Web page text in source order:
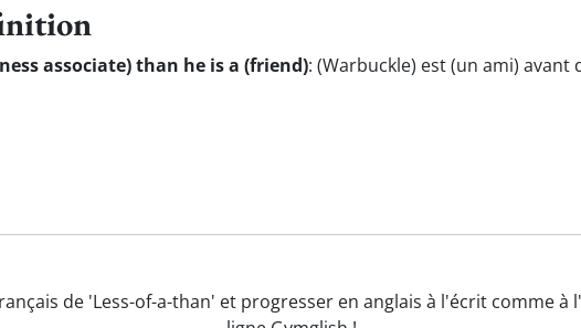
associate) than he is a (friend): (Warbuckle) est (un ami) avant
de 'Less-of-a-than' et progresser en anglais à l'écrit comme à